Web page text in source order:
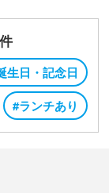
生日・記念日
#ランチあり